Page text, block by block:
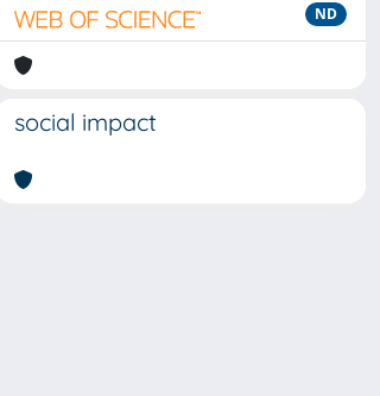
ND
social impact